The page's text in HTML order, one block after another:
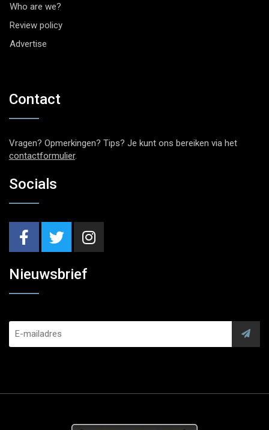
Who are we?
Review policy
Advertise
Contact
Vragen? Opmerkingen? Tips? Je kunt ons bereiken via het
contactformulier.
Socials
Nieuwsbrief